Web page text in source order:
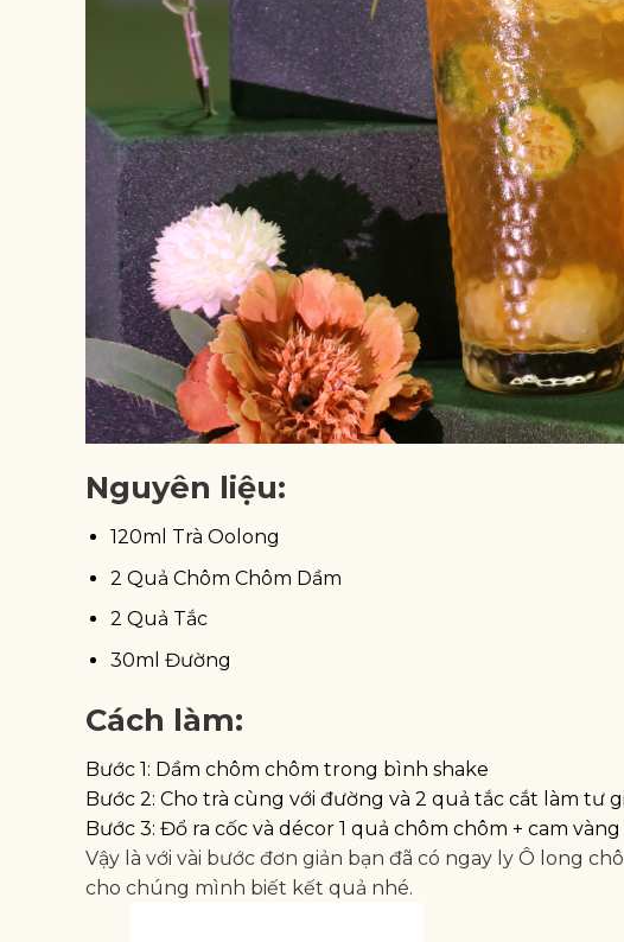
Nguyên liệu:
120ml Trà Oolong
2 Quả Chôm Chôm Dầm
2 Quả Tắc
30ml Đường
Cách làm:
Bước 1: Dầm chôm chôm trong bình shake
Bước 2: Cho trà cùng với đường và 2 quả tắc cắt làm tư
Bước 3: Đổ ra cốc và décor 1 quả chôm chôm + cam
Vậy là với vài bước đơn giản bạn đã có ngay ly Ô long
cho chúng mình biết kết quả nhé.